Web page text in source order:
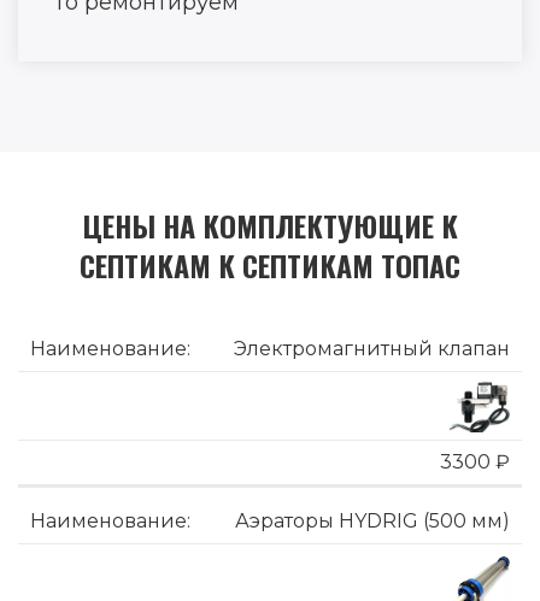
ЦЕНЫ НА КОМПЛЕКТУЮЩИЕ К
СЕПТИКАМ К СЕПТИКАМ ТОПАС
Электромагнитный клапан
3300 ₽
Аэраторы HYDRIG (500 мм)